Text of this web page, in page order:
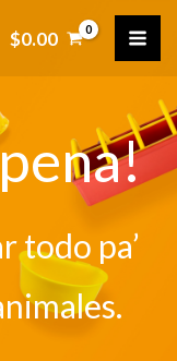
$0.00
todo pa’